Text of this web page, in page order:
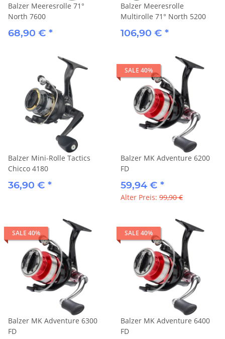
Balzer Meeresrolle 71°
North 7600
68,90 € *
Balzer Meeresrolle
Multirolle 71° North 5200
106,90 € *
Balzer Mini-Rolle Tactics
Chicco 4180
36,90 € *
SALE 40%
Balzer MK Adventure 6200
FD
59,94 € *
Alter Preis: 99,90 €
SALE 40%
Balzer MK Adventure 6300
FD
SALE 40%
Balzer MK Adventure 6400
FD